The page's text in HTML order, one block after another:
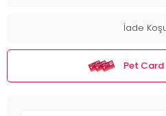
İade
Pet Card